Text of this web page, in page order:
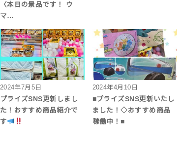
〈本日の景品です！ ウ
マ…
2024年7月5日
プライズSNS更新しまし
た！おすすめ商品紹介で
す
2024年4月10日
■プライズSNS更新いたし
ました！◇おすすめ商品
稼働中！■